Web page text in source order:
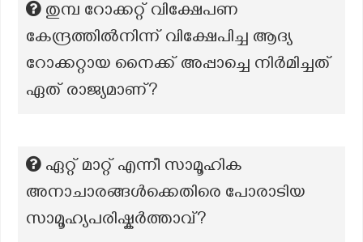
തുമ്പ റോക്കറ്റ് വിക്ഷേപണ
കേന്ദ്രത്തിൽനിന്ന് വിക്ഷേപിച്ച ആദ്യ
റോക്കറ്റായ നൈക്ക് അപ്പാച്ചെ നിർമിച്ചത്
ഏത് രാജ്യമാണ്?
ഏറ്റ് മാറ്റ് എന്നീ സാമൂഹിക
അനാചാരങ്ങള്‍ക്കെതിരെ പോരാടിയ
സാമൂഹ്യപരിഷ്കര്‍ത്താവ്?